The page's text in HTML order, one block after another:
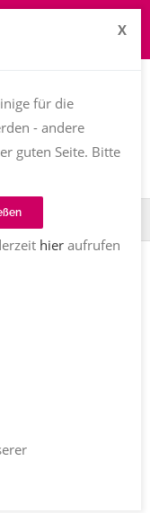
Novel
Kappenstein
X
für die
- andere
guten Seite. Bitte
hieraufrufen